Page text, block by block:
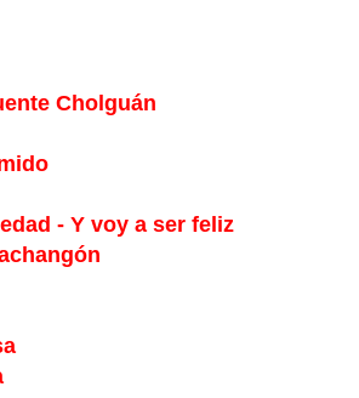
Cholguán
- Y voy a ser feliz